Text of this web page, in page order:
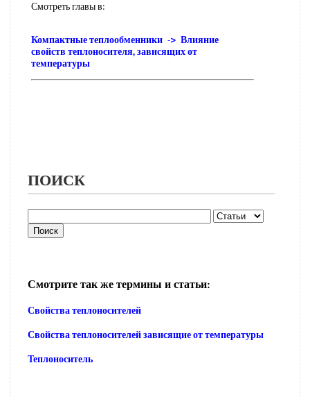
Смотреть главы в:
Компактные теплообменники -> Влияние
свойств теплоносителя, зависящих от
температуры
ПОИСК
Смотрите так же термины и статьи:
Свойства теплоносителей
Свойства теплоносителей зависящие от температуры
Теплоноситель